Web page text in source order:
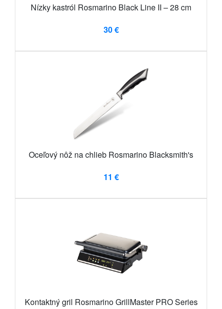
Nízky kastról Rosmarino Black Line II – 28 cm
30 €
Oceľový nôž na chlieb Rosmarino Blacksmith's
11 €
Kontaktný gril Rosmarino GrillMaster PRO Series